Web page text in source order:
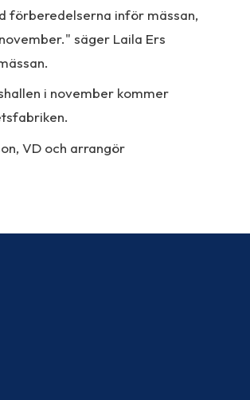
förberedelserna inför mässan,
säger Laila Ers
i november kommer
VD och arrangör